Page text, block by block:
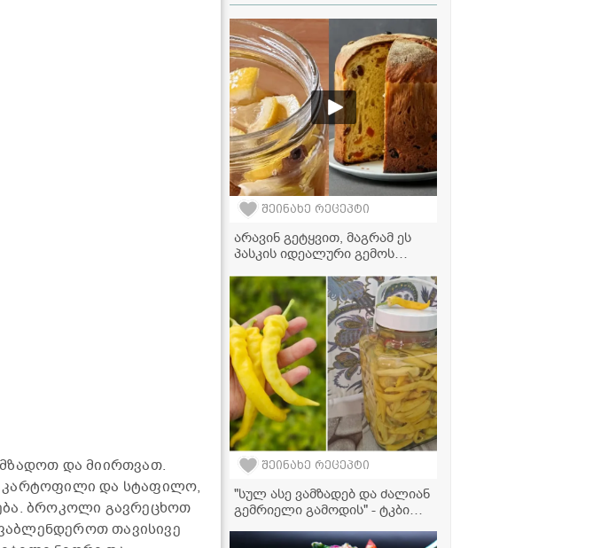
და მიირთვათ.
კარტოფილი და სტაფილო,
ბროკოლი გავრეცხოთ
თავისივე
შეინახე რეცეპტი
არავინ გეტყვით, მაგრამ ეს
პასკის იდეალური გემოს
არომატული ესენციის
მარტივი რეცეპტი
შეინახე რეცეპტი
"სულ ასე ვამზადებ და ძალიან
გემრიელი გამოდის" - ტკბილი